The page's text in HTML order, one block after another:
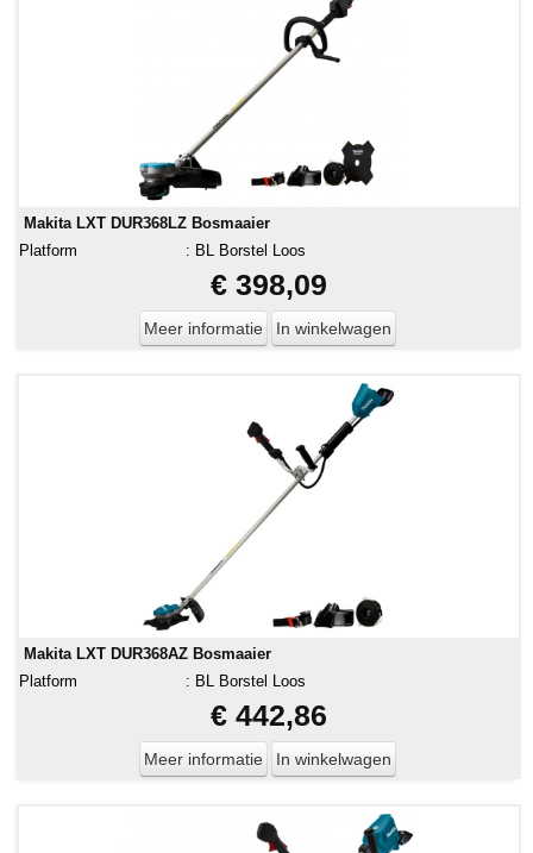
Makita LXT DUR368LZ Bosmaaier
Platform
: BL Borstel Loos
€ 398,09
Meer informatie In winkelwagen
Makita LXT DUR368AZ Bosmaaier
Platform
: BL Borstel Loos
€ 442,86
Meer informatie In winkelwagen